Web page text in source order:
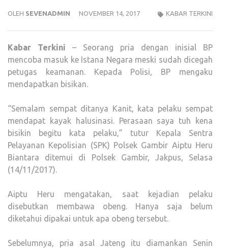
OLEH SEVENADMIN NOVEMBER 14, 2017 KABAR TERKINI
Kabar Terkini – Seorang pria dengan inisial BP
mencoba masuk ke Istana Negara meski sudah dicegah
petugas keamanan. Kepada Polisi, BP mengaku
mendapatkan bisikan.
“Semalam sempat ditanya Kanit, kata pelaku sempat
mendapat kayak halusinasi. Perasaan saya tuh kena
bisikin begitu kata pelaku,” tutur Kepala Sentra
Pelayanan Kepolisian (SPK) Polsek Gambir Aiptu Heru
Biantara ditemui di Polsek Gambir, Jakpus, Selasa
(14/11/2017).
Aiptu Heru mengatakan, saat kejadian pelaku
disebutkan membawa obeng. Hanya saja belum
diketahui dipakai untuk apa obeng tersebut.
Sebelumnya, pria asal Jateng itu diamankan Senin